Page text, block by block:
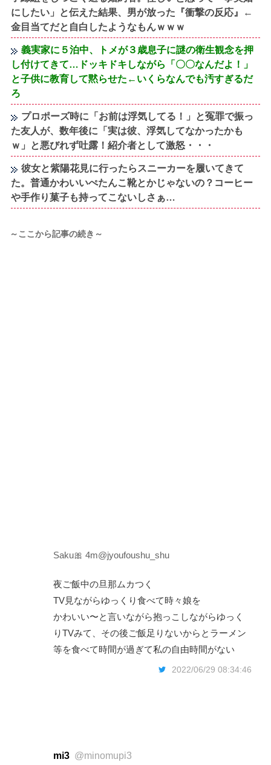
にしたい」と伝えた結果、男が放った『衝撃の反応』←
金目当てだと自白したようなもんｗｗｗ
義実家に５泊中、トメが３歳息子に謎の衛生観念を押
し付けてきて…ドッキドキしながら「〇〇なんだよ！」
と子供に教育して黙らせた←いくらなんでも汚すぎるだ
ろ
プロポーズ時に「お前は浮気してる！」と冤罪で振っ
た友人が、数年後に「実は彼、浮気してなかったかも
ｗ」と悪びれず吐露！紹介者として激怒・・・
彼女と紫陽花見に行ったらスニーカーを履いてきて
た。普通かわいいぺたんこ靴とかじゃないの？コーヒー
や手作り菓子も持ってこないしさぁ…
～ここから記事の続き～
Saku🎀 4m@jyoufoushu_shu
夜ご飯中の旦那ムカつく
TV見ながらゆっくり食べて時々娘を
かわいい〜と言いながら抱っこしながらゆっく
りTVみて、その後ご飯足りないからとラーメン
等を食べて時間が過ぎて私の自由時間がない
2022/06/29 08:34:46
mi3 @minomupi3